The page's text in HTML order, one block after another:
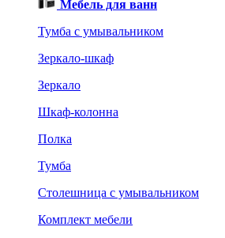
Мебель для ванн
Тумба с умывальником
Зеркало-шкаф
Зеркало
Шкаф-колонна
Полка
Тумба
Столешница с умывальником
Комплект мебели